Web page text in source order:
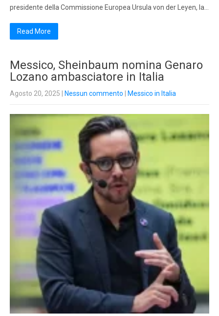
presidente della Commissione Europea Ursula von der Leyen, la…
Read More
Messico, Sheinbaum nomina Genaro
Lozano ambasciatore in Italia
Agosto 20, 2025 Nessun commento Messico in Italia